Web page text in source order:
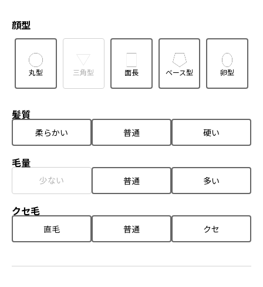
顔型
丸型 三角型 面長 ベース型 卵型
髪質
柔らかい 普通 硬い
毛量
少ない 普通 多い
クセ毛
直毛 普通 クセ